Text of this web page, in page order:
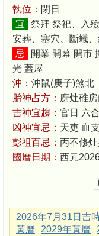
執位： 閉日
宜
祭拜 祭祀、入
安葬、塞穴、斷蟻、
忌
開業 開幕 開市
光 蓋屋
沖： 沖鼠(庚子)煞北
胎神占方： 廚灶碓
吉神宜趨： 官日 六
凶神宜忌： 天吏 血
彭祖百忌： 丙不修
國曆日期： 西元
2026年7月31日吉
黃曆
2029年黃曆